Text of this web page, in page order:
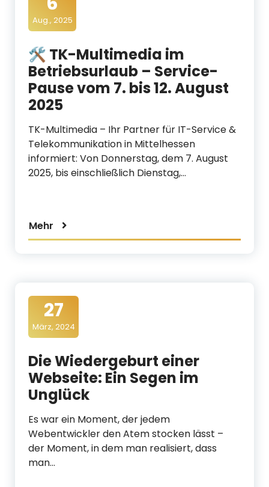
Aug., 2025
🛠️ TK-Multimedia im
Betriebsurlaub – Service-
Pause vom 7. bis 12. August
2025
TK-Multimedia – Ihr Partner für IT-Service &
Telekommunikation in Mittelhessen
informiert: Von Donnerstag, dem 7. August
2025, bis einschließlich Dienstag,…
Mehr
27
März, 2024
Die Wiedergeburt einer
Webseite: Ein Segen im
Unglück
Es war ein Moment, der jedem
Webentwickler den Atem stocken lässt –
der Moment, in dem man realisiert, dass
man…